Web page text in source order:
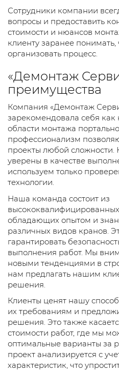
Сотрудники компании
вопросы и предоставить
стоимости и нюансов
клиенту заранее
организовать процесс.
«Демонтаж
преимущества
Компания «Демонтаж
зарекомендовала себя
области монтажа
профессионализм
проекты любой сложности.
уверены в качестве
используем только
технологии.
Наша команда состоит из
высококвалифицированных
обладающих опытом и
различных видов кранов.
гарантировать
выполнения работ. Мы
новыми тенденциями в
нам предлагать нашим
решения.
Клиенты ценят нашу
их требованиям и
решения. Это также
стоимости работ, где мы
оптимальные варианты за
проект анализируется с
характеристик, что